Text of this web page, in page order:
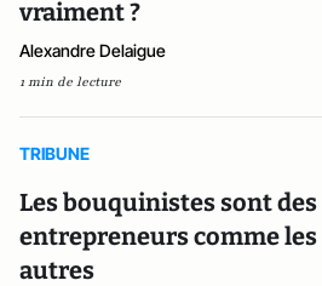
vraiment ?
Alexandre Delaigue
1 min de lecture
TRIBUNE
Les bouquinistes sont des
entrepreneurs comme les
autres